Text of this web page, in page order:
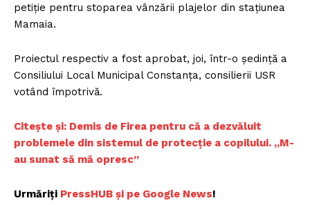
petiţie pentru stoparea vânzării plajelor din staţiunea
Mamaia.
Proiectul respectiv a fost aprobat, joi, într-o şedinţă a
Consiliului Local Municipal Constanţa, consilierii USR
votând împotrivă.
Citește și: Demis de Firea pentru că a dezvăluit
problemele din sistemul de protecție a copilului. „M-
au sunat să mă opresc”
Urmăriți PressHUB și pe Google News!